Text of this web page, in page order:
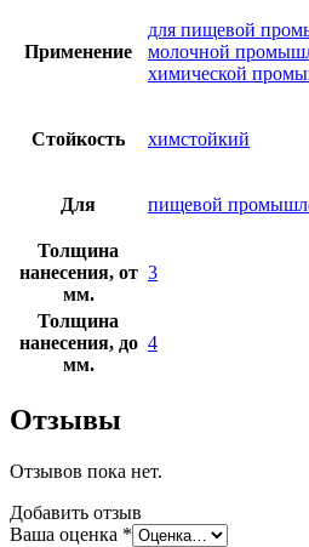
Применение
для пищевой
молочной
химической
Стойкость химстойкий
Для пищевой
Толщина
нанесения, от
мм.
3
Толщина
нанесения, до
мм.
4
Отзывы
Отзывов пока нет.
Добавить отзыв
Ваша оценка *